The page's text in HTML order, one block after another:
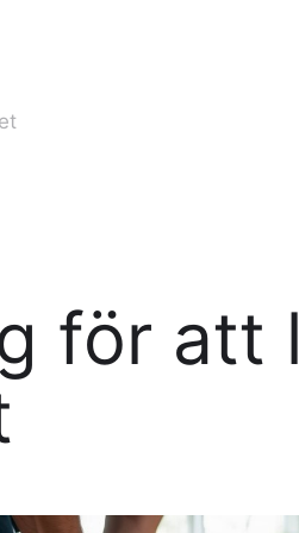
för att